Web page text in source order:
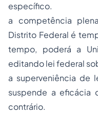
específico.
a competência
Distrito Federal é
tempo, poderá a
editando lei federal
a superveniência de
suspende a eficácia
contrário.